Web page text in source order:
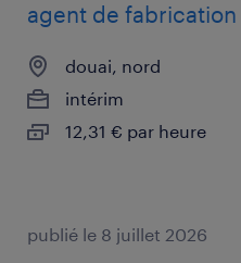
agent de
douai, nord
intérim
12,31 € par heure
publié le 8 juillet 2026